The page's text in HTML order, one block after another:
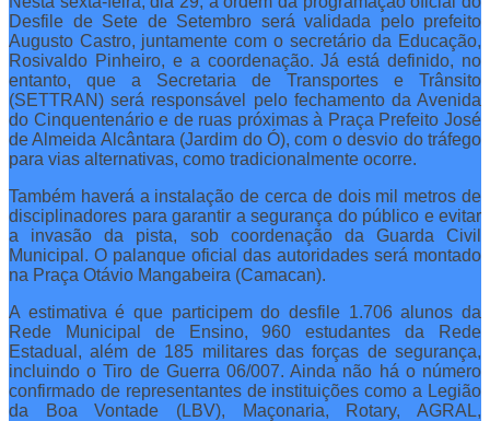
Desfile de Sete de Setembro será validada pelo prefeito
Augusto Castro, juntamente com o secretário da Educação,
Rosivaldo Pinheiro, e a coordenação. Já está definido, no
entanto, que a Secretaria de Transportes e Trânsito
(SETTRAN) será responsável pelo fechamento da Avenida
do Cinquentenário e de ruas próximas à Praça Prefeito José
de Almeida Alcântara (Jardim do Ó), com o desvio do tráfego
para vias alternativas, como tradicionalmente ocorre.
Também haverá a instalação de cerca de dois mil metros de
disciplinadores para garantir a segurança do público e evitar
a invasão da pista, sob coordenação da Guarda Civil
Municipal. O palanque oficial das autoridades será montado
na Praça Otávio Mangabeira (Camacan).
A estimativa é que participem do desfile 1.706 alunos da
Rede Municipal de Ensino, 960 estudantes da Rede
Estadual, além de 185 militares das forças de segurança,
incluindo o Tiro de Guerra 06/007. Ainda não há o número
confirmado de representantes de instituições como a Legião
da Boa Vontade (LBV), Maçonaria, Rotary, AGRAL,